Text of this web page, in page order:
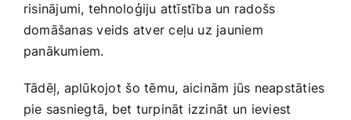
risinājumi, tehnoloģiju attīstība un radošs
domāšanas‌ veids atver ​ceļu uz jauniem
panākumiem.
Tādēļ, aplūkojot⁢ šo tēmu,⁣ aicinām jūs‍ neapstāties
pie sasniegtā, bet turpināt izzināt⁢ un ‌ieviest